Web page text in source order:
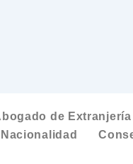
de Extranjería